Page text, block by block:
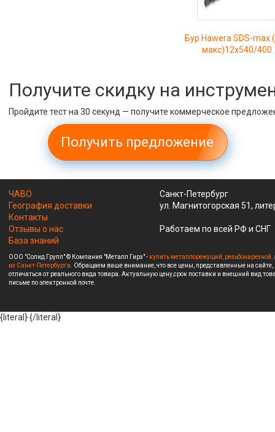
Бур Hawera SDS-max
макс)12x540/400
Получите скидку на
Пройдите тест на 30 секунд — получите коммерческое
Получить предложение
ЧАВО
География доставки
Контакты
Отзывы о нас
База знаний
Санкт-Петербург
ул. Магнитогорская 51,
Работаем по всей РФ и СНГ
ООО "Солид Групп" © Компания "Металл Гирз" - купить металлорежущий,
из Санкт-Петербурга. Обращаем ваше внимание, что все цены, представленные на
отличаться от реального вида товара. Актуальную цену,срок поставки и внешний вид
письме по электронной почте.
{literal}{/literal}